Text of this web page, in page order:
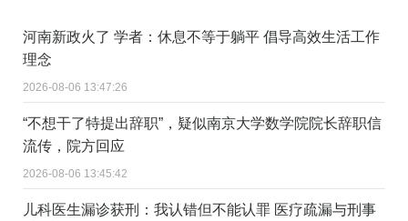
河南新政火了 学者：休息不等于躺平 倡导高效生活工作
理念
2026-08-06 13:47:26
“不想干了特提出辞职”，疑似南京大学数学院院长辞职信
流传，院方回应
2026-08-06 13:45:42
儿科医生漏诊获刑：我认错但不能认罪 医疗疏漏与刑事